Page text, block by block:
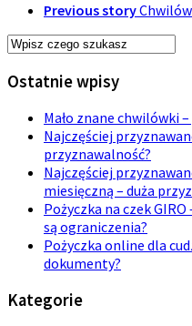
Previous story
Ostatnie wpisy
Mało znane chwilówki
Najczęściej
przyznawalność?
Najczęściej
miesięczną – duża
Pożyczka na czek
są ograniczenia?
Pożyczka online dla
dokumenty?
Kategorie